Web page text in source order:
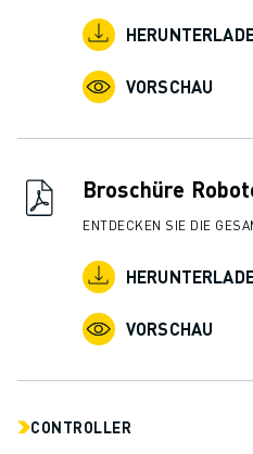
VORSCHAU
Broschüre
ENTDECKEN SIE DIE
VORSCHAU
CONTROLLER